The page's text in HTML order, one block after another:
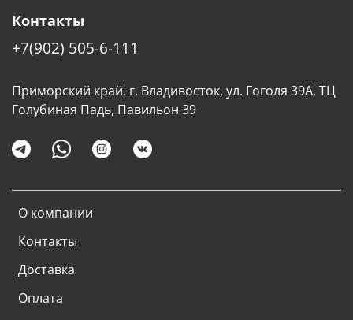
О компании
Контакты
Доставка
Оплата
Контакты
+7(902) 505-6-111
Приморский край, г. Владивосток, ул. Гоголя 39А, ТЦ
Голубиная Падь, Павильон 39